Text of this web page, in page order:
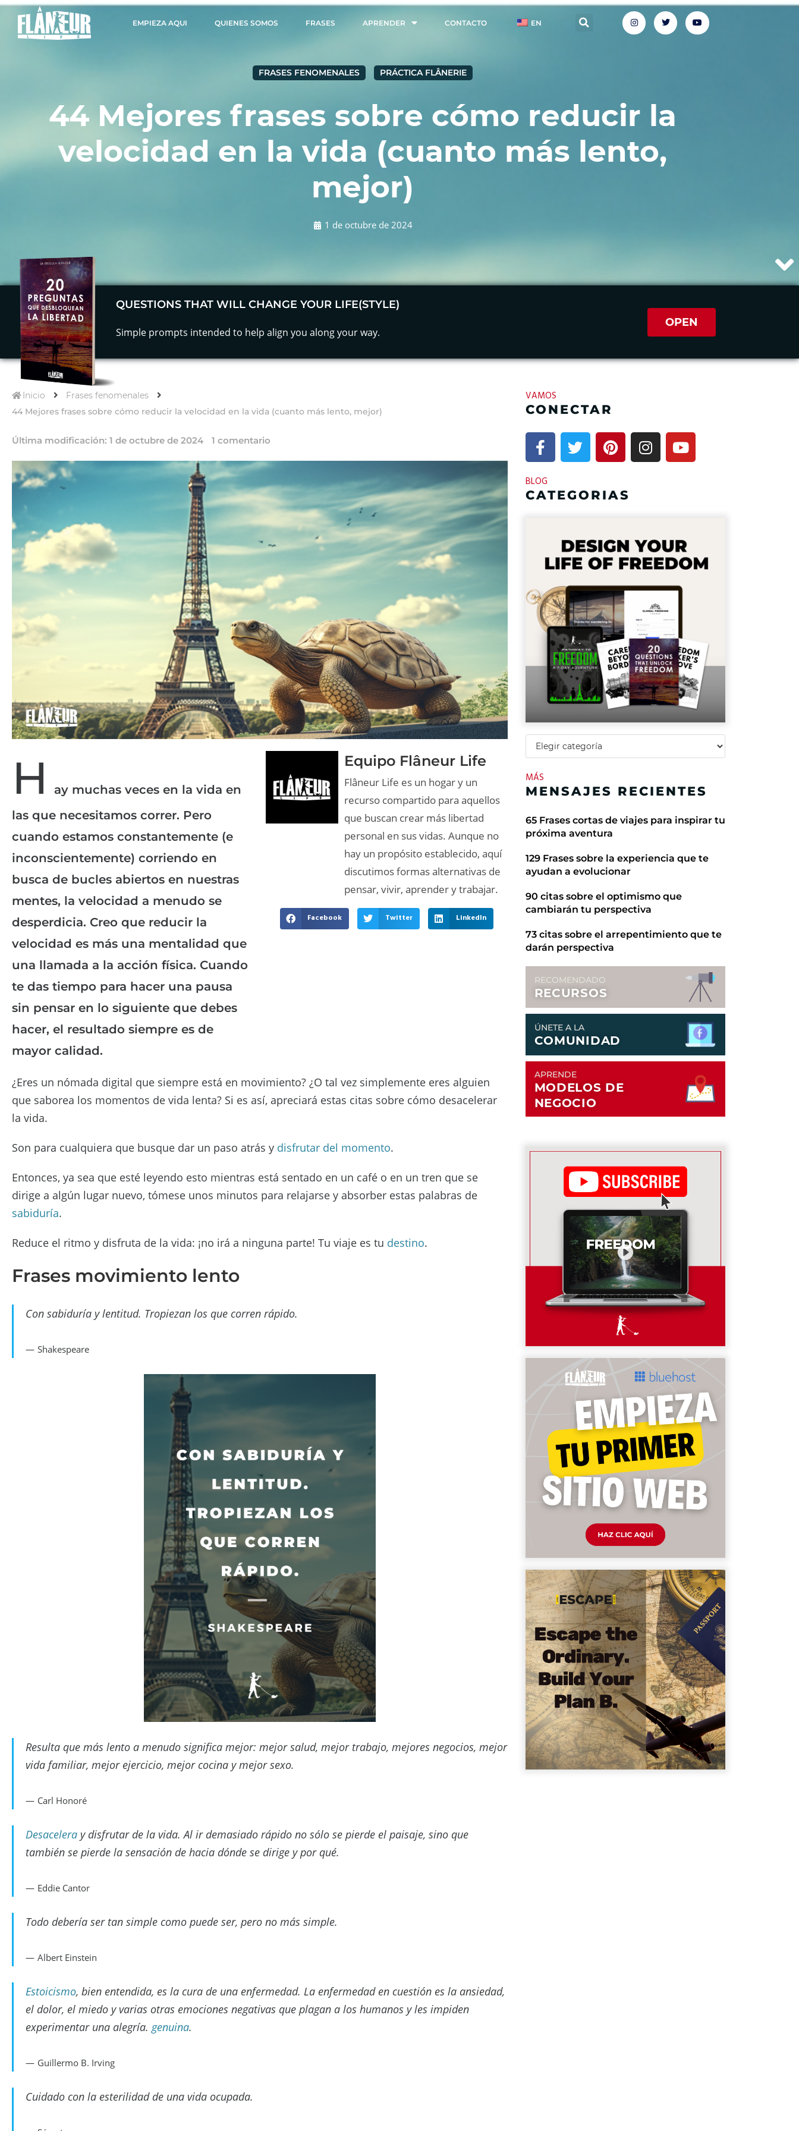
EMPIEZA AQUI QUIENES SOMOS FRASES APRENDER CONTACTO EN
FRASES FENOMENALES PRÁCTICA FLÂNERIE
44 Mejores frases sobre cómo reducir la
velocidad en la vida (cuanto más lento,
mejor)
1 de octubre de 2024
QUESTIONS THAT WILL CHANGE YOUR LIFE(STYLE)
Simple prompts intended to help align you along your way.
OPEN
Inicio
Frases fenomenales
44 Mejores frases sobre cómo reducir la velocidad en la vida (cuanto más lento, mejor)
Última modificación: 1 de octubre de 2024 1 comentario
H
ay muchas veces en la vida en
las que necesitamos correr. Pero
cuando estamos constantemente (e
inconscientemente) corriendo en
busca de bucles abiertos en nuestras
mentes, la velocidad a menudo se
desperdicia. Creo que reducir la
velocidad es más una mentalidad que
una llamada a la acción física. Cuando
te das tiempo para hacer una pausa
sin pensar en lo siguiente que debes
hacer, el resultado siempre es de
mayor calidad.
Equipo Flâneur Life
Flâneur Life es un hogar y un
recurso compartido para aquellos
que buscan crear más libertad
personal en sus vidas. Aunque no
hay un propósito establecido, aquí
discutimos formas alternativas de
pensar, vivir, aprender y trabajar.
Facebook Twitter LinkedIn
¿Eres un nómada digital que siempre está en movimiento? ¿O tal vez simplemente eres alguien
que saborea los momentos de vida lenta? Si es así, apreciará estas citas sobre cómo desacelerar
la vida.
Son para cualquiera que busque dar un paso atrás y disfrutar del momento.
Entonces, ya sea que esté leyendo esto mientras está sentado en un café o en un tren que se
dirige a algún lugar nuevo, tómese unos minutos para relajarse y absorber estas palabras de
sabiduría.
Reduce el ritmo y disfruta de la vida: ¡no irá a ninguna parte! Tu viaje es tu destino.
Frases movimiento lento
Con sabiduría y lentitud. Tropiezan los que corren rápido.
Shakespeare
Resulta que más lento a menudo significa mejor: mejor salud, mejor trabajo, mejores negocios, mejor
vida familiar, mejor ejercicio, mejor cocina y mejor sexo.
Carl Honoré
Desacelera y disfrutar de la vida. Al ir demasiado rápido no sólo se pierde el paisaje, sino que
también se pierde la sensación de hacia dónde se dirige y por qué.
Eddie Cantor
Todo debería ser tan simple como puede ser, pero no más simple.
Albert Einstein
Estoicismo, bien entendida, es la cura de una enfermedad. La enfermedad en cuestión es la ansiedad,
el dolor, el miedo y varias otras emociones negativas que plagan a los humanos y les impiden
experimentar una alegría. genuina.
Guillermo B. Irving
Cuidado con la esterilidad de una vida ocupada.
VAMOS
CONECTAR
BLOG
CATEGORIAS
MÁS
MENSAJES RECIENTES
65 Frases cortas de viajes para inspirar tu
próxima aventura
129 Frases sobre la experiencia que te
ayudan a evolucionar
90 citas sobre el optimismo que
cambiarán tu perspectiva
73 citas sobre el arrepentimiento que te
darán perspectiva
RECOMENDADO
RECURSOS
ÚNETE A LA
COMUNIDAD
APRENDE
MODELOS DE
NEGOCIO